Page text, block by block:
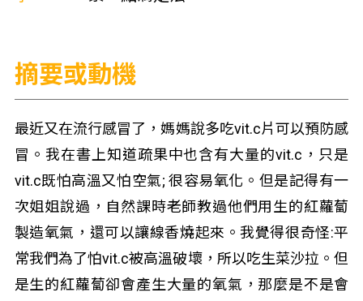
摘要或動機
最近又在流行感冒了，媽媽說多吃vit.c片可以預防感
冒。我在書上知道疏果中也含有大量的vit.c，只是
vit.c既怕高溫又怕空氣; 很容易氧化。但是記得有一
次姐姐說過，自然課時老師教過他們用生的紅蘿蔔
製造氧氣，還可以讓線香燒起來。我覺得很奇怪:平
常我們為了怕vit.c被高溫破壞，所以吃生菜沙拉。但
是生的紅蘿蔔卻會產生大量的氧氣，那麼是不是會